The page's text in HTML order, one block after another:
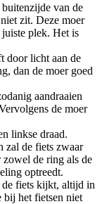
van de
zit. Deze moer
juiste plek. Het is
door licht aan de
dan de moer goed
aandraaien
de moer
linkse draad.
zal de fiets zwaar
de ring als de
optreedt.
de fiets kijkt, altijd in
bij het fietsen niet